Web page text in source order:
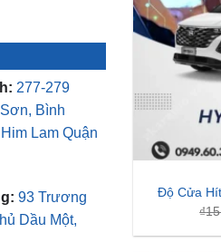
Lam Quận
93 Trương
Dầu Một,
Sài Gòn, Bình
Độ Cửa
-3%